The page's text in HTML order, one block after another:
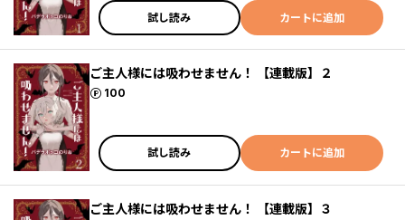
試し読み カートに追加
ご主人様には吸わせません！ 【連載版】２
100
ポイント
試し読み カートに追加
ご主人様には吸わせません！ 【連載版】３